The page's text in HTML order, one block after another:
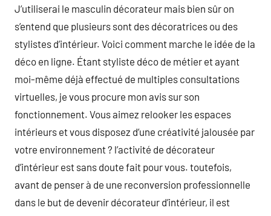
J’utiliserai le masculin décorateur mais bien sûr on
s’entend que plusieurs sont des décoratrices ou des
stylistes d’intérieur. Voici comment marche le idée de la
déco en ligne. Étant styliste déco de métier et ayant
moi-même déjà effectué de multiples consultations
virtuelles, je vous procure mon avis sur son
fonctionnement. Vous aimez relooker les espaces
intérieurs et vous disposez d’une créativité jalousée par
votre environnement ? l’activité de décorateur
d’intérieur est sans doute fait pour vous. toutefois,
avant de penser à de une reconversion professionnelle
dans le but de devenir décorateur d’intérieur, il est